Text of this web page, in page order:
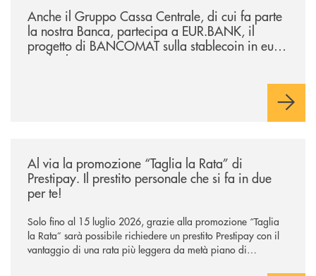
Anche il Gruppo Cassa Centrale, di cui fa parte
la nostra Banca, partecipa a EUR.BANK, il
progetto di BANCOMAT sulla stablecoin in euro
e sul relativo ecosistema
Al via la promozione “Taglia la Rata” di
Prestipay. Il prestito personale che si fa in due
per te!
Solo fino al 15 luglio 2026, grazie alla promozione “Taglia
la Rata” sarà possibile richiedere un prestito Prestipay con il
vantaggio di una rata più leggera da metà piano di